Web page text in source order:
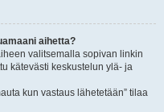
aihetta?
valitsemalla sopivan linkin
kätevästi keskustelun ylä- ja
kun vastaus lähetetään” tilaa